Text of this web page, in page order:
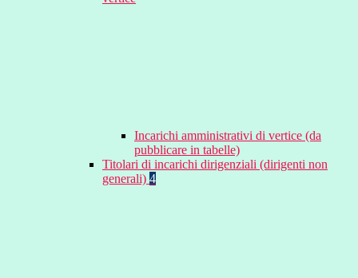
Incarichi amministrativi di vertice (da
pubblicare in tabelle)
Titolari di incarichi dirigenziali (dirigenti non
generali) 4